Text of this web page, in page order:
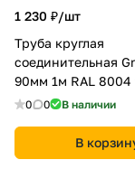
1 230 ₽/шт
Труба круглая
соединительная
90мм 1м RAL 8004
0 0 В наличии
В